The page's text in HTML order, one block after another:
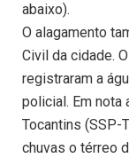
abaixo).
O alagamento
Civil da cidade.
registraram a
policial. Em nota
Tocantins (SSP-
chuvas o térreo